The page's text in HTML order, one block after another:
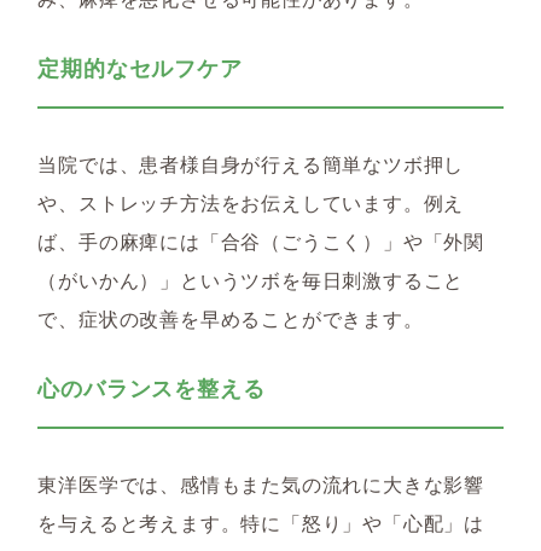
定期的なセルフケア
当院では、患者様自身が行える簡単なツボ押し
や、ストレッチ方法をお伝えしています。例え
ば、手の麻痺には「合谷（ごうこく）」や「外関
（がいかん）」というツボを毎日刺激すること
で、症状の改善を早めることができます。
心のバランスを整える
東洋医学では、感情もまた気の流れに大きな影響
を与えると考えます。特に「怒り」や「心配」は